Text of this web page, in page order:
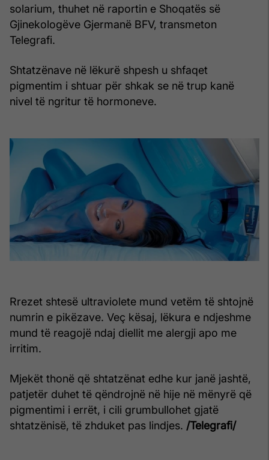
solarium, thuhet në raportin e Shoqatës së
Gjinekologëve Gjermanë BFV, transmeton
Telegrafi.
Shtatzënave në lëkurë shpesh u shfaqet
pigmentim i shtuar për shkak se në trup kanë
nivel të ngritur të hormoneve.
Rrezet shtesë ultraviolete mund vetëm të shtojnë
numrin e pikëzave. Veç kësaj, lëkura e ndjeshme
mund të reagojë ndaj diellit me alergji apo me
irritim.
Mjekët thonë që shtatzënat edhe kur janë jashtë,
patjetër duhet të qëndrojnë në hije në mënyrë që
pigmentimi i errët, i cili grumbullohet gjatë
shtatzënisë, të zhduket pas lindjes. /Telegrafi/